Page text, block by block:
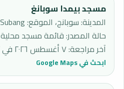
مسجد بيمدا سوبانغ
المدينة: سوبانج، الموقع: Subang
حالة المصدر:قائمة مسجد محلية
آخر مراجعة:٧ أغسطس ٢٠٢٦ في ٧:٠٢ م
ابحث في Google Maps